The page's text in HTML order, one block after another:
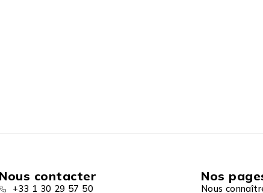
Nous contacter
+33 1 30 29 57 50
Nos
Nous